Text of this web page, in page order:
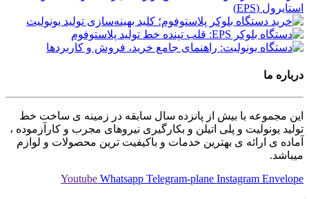
درباره ما
این مجموعه با بیش از پانزده سال سابقه در زمینه ی ساخت خط
تولید یونولیت و پلی اتیلن و بکارگیری نیروهای مجرب و کارآزموده ،
آماده ی ارائه ی بهترین خدمات و باکیفیت ترین محصولات و لوازم
میباشد.
Youtube Whatsapp Telegram-plane Instagram Envelope